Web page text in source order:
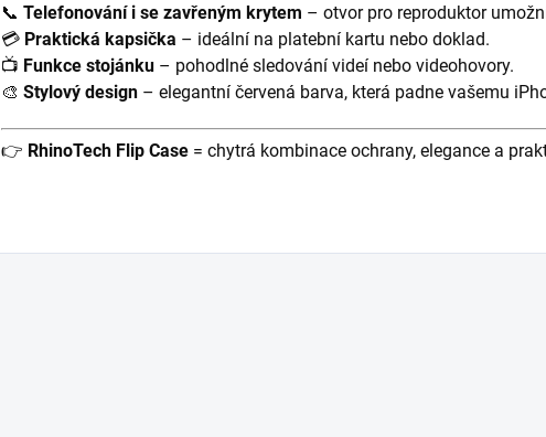
📞 Telefonování i se zavřeným krytem – otvor pro reproduktor
💳 Praktická kapsička – ideální na platební kartu nebo doklad.
📺 Funkce stojánku – pohodlné sledování videí nebo videohovory.
🎨 Stylový design – elegantní červená barva, která padne vašemu
👉 RhinoTech Flip Case = chytrá kombinace ochrany, elegance a